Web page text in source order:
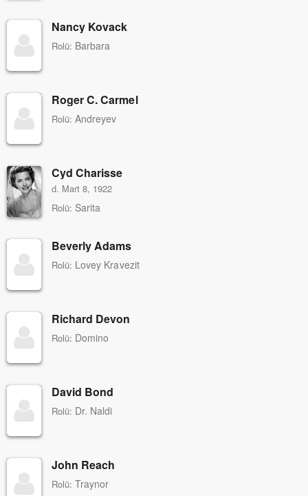
Nancy Kovack
Rolü: Barbara
Roger C. Carmel
Rolü: Andreyev
Cyd Charisse
d. Mart 8, 1922
Rolü: Sarita
Beverly Adams
Rolü: Lovey Kravezit
Richard Devon
Rolü: Domino
David Bond
Rolü: Dr. Naldi
John Reach
Rolü: Traynor